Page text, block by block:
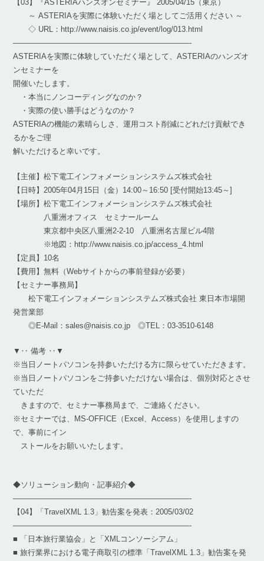
【03】『ASTERIAハンズオンセミナー』 2005/04/15（東京）
～ ASTERIAを実際に体験いただく場としてご活用ください ～
◇ URL：http://www.naisis.co.jp/event/log/013.html
———————————————————————-
ASTERIAを実際に体験していただく場として、ASTERIAのハンズオ
ンセミナーを
開催いたします。
・本当にノンコーディングなのか？
・実際の使い勝手はどうなのか？
ASTERIAの機能の素晴らしさ、運用コスト削減にどれだけ貢献でき
るかをご理
解いただけると幸いです。
【主催】松下電工インフォメーションシステムズ株式会社
【日時】2005年04月15日（金）14:00～16:50 [受付開始13:45～]
【場所】松下電工インフォメーションシステムズ株式会社
八重洲オフィス セミナールーム
東京都中央区八重洲2-2-10 八重洲名古屋ビル4階
※地図：http://www.naisis.co.jp/access_4.html
【定員】10名
【費用】無料（Webサイトからの事前登録が必要）
【セミナー事務局】
松下電工インフォメーションシステムズ株式会社 東日本市場開
発営業部
◎E-Mail：sales@naisis.co.jp ◎TEL：03-3510-6148
▼‥ 備考 ‥▼
※当日ノートパソコンを持参いただける方に限らせていただきます。
※当日ノートパソコンをご持参いただけない場合は、個別対応とさせ
ていただ
きますので、セミナー事務局まで、ご連絡ください。
※セミナーでは、MS-OFFICE（Excel、Access）を使用しますの
で、事前にイン
ストールをお願いいたします。
◆ソリューション動向・記事紹介◆
———————————————————————-
【04】「TravelXML 1.3」勧告案を発表：2005/03/02
———————————————————————-
■ 「日本旅行業協会」と「XMLコンソーシアム」
■ 旅行業界における電子商取引の標準「TravelXML 1.3」勧告案を発